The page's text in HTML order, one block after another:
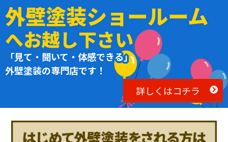
外壁塗装ショールーム
へお越し下さい
「見て・聞いて・体感できる」
外壁塗装の専門店です！
詳しくはコチラ